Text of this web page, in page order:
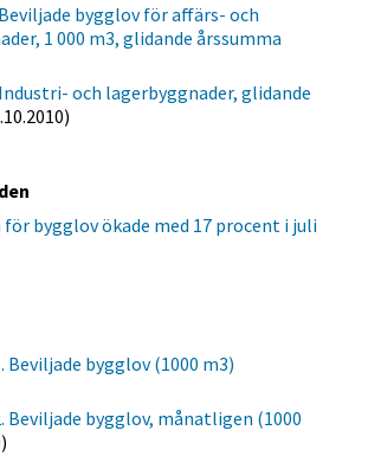
bygglov för affärs- och
1 000 m3, glidande årssumma
och lagerbyggnader, glidande
bygglov ökade med 17 procent i juli
Beviljade bygglov (1000 m3)
Beviljade bygglov, månatligen (1000